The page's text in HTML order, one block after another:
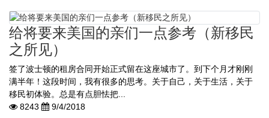
给将要来美国的亲们一点参考（新移民
之所见）
签了波士顿的租房合同开始正式留在这座城市了。 到下个月才刚刚
满半年！ 这段时间，我有很多的思考。 关于自己，关于生活，关于
移民初体验。 总是有点胆怯把...
8243
9/4/2018